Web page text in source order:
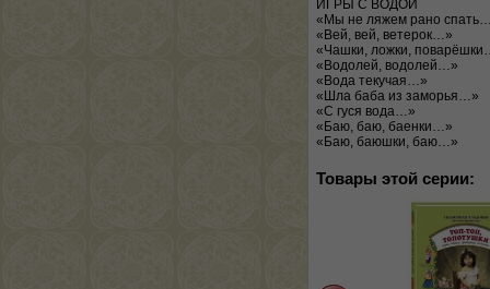
ИГРЫ С ВОДОЙ
«Мы не ляжем рано
«Вей, вей, ветерок…»
«Чашки, ложки,
«Водолей, водолей…»
«Вода текучая…»
«Шла баба из заморья…»
«С гуся вода…»
«Баю, баю, баенки…»
«Баю, баюшки, баю…»
Товары этой серии: